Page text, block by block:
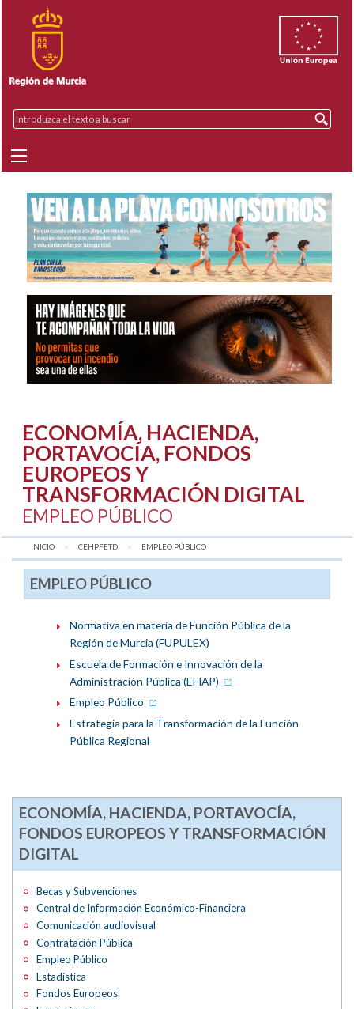
ECONOMÍA, HACIENDA,
PORTAVOCÍA, FONDOS
EUROPEOS Y
TRANSFORMACIÓN DIGITAL
EMPLEO PÚBLICO
INICIO CEHPFETD AQUÍ:
EMPLEO PÚBLICO
EMPLEO PÚBLICO
Normativa en materia de Función Pública de la
Región de Murcia (FUPULEX)
Escuela de Formación e Innovación de la
Administración Pública (EFIAP)
Empleo Público
Estrategia para la Transformación de la Función
Pública Regional
ECONOMÍA, HACIENDA, PORTAVOCÍA,
FONDOS EUROPEOS Y TRANSFORMACIÓN
DIGITAL
Becas y Subvenciones
Central de Información Económico-Financiera
Comunicación audiovisual
Contratación Pública
Empleo Público
Estadística
Fondos Europeos